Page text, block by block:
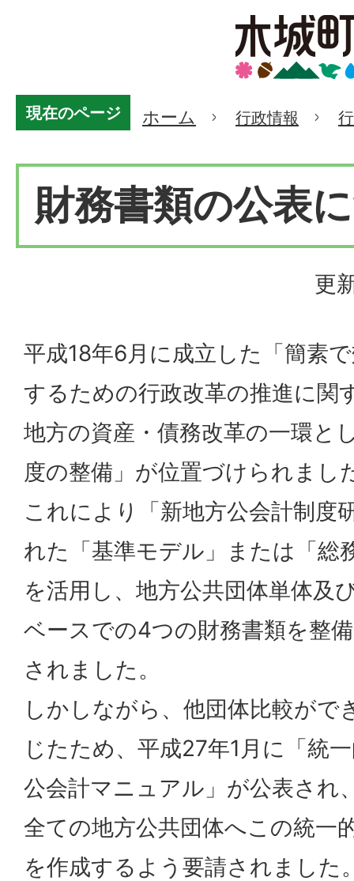
現在のページ ホーム 行政情報
財務書類の公表
更
平成18年6月に成立した「簡素
するための行政改革の推進に関
地方の資産・債務改革の一環と
度の整備」が位置づけられまし
これにより「新地方公会計制度
れた「基準モデル」または「総
を活用し、地方公共団体単体及
ベースでの4つの財務書類を整
されました。
しかしながら、他団体比較がで
じたため、平成27年1月に「統
公会計マニュアル」が公表され
全ての地方公共団体へこの統一
を作成するよう要請されました